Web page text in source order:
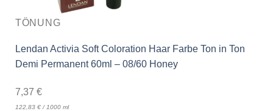
TÖNUNG
Lendan Activia Soft Coloration Haar Farbe Ton in Ton
Demi Permanent 60ml – 08/60 Honey
7,37 €
122,83 €/ 1000 ml